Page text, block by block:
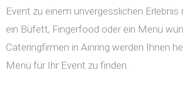
Event zu einem unvergesslichen Erlebnis
ein Büfett, Fingerfood oder ein Menü
Cateringfirmen in Ainring werden Ihnen
Menü für Ihr Event zu finden.